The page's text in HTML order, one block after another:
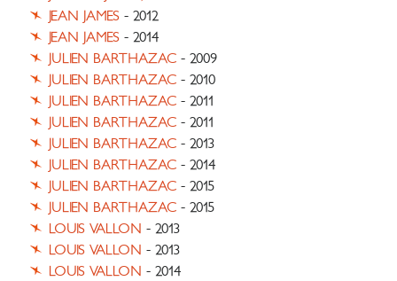
JEAN JAMES - 2012
JEAN JAMES - 2014
JULIEN BARTHAZAC - 2009
JULIEN BARTHAZAC - 2010
JULIEN BARTHAZAC - 2011
JULIEN BARTHAZAC - 2011
JULIEN BARTHAZAC - 2013
JULIEN BARTHAZAC - 2014
JULIEN BARTHAZAC - 2015
JULIEN BARTHAZAC - 2015
LOUIS VALLON - 2013
LOUIS VALLON - 2013
LOUIS VALLON - 2014